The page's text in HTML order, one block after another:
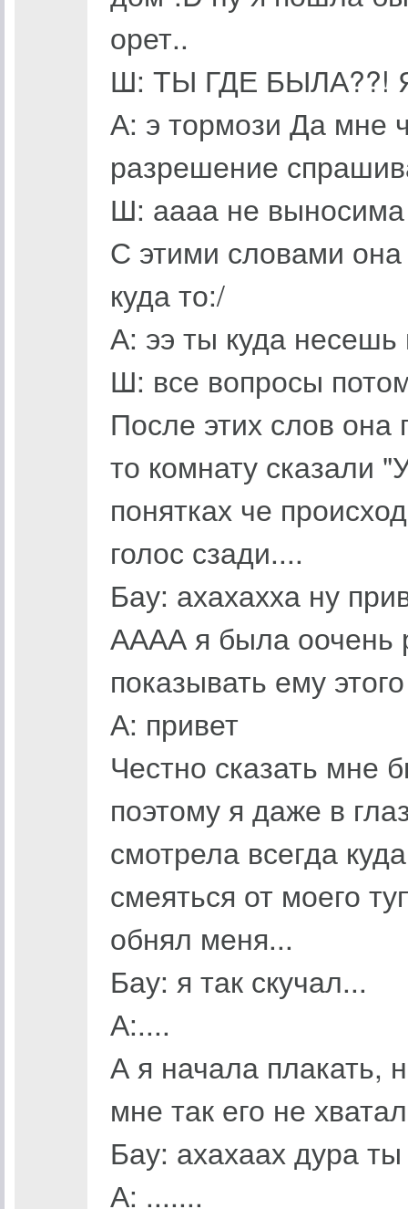
орет..
Ш: ТЫ ГДЕ БЫЛА??!
А: э тормози Да мне
разрешение
Ш: аааа не
С этими словами
куда то:/
А: ээ ты куда несешь
Ш: все вопросы
После этих слов
то комнату сказали
понятках че
голос сзади....
Бау: ахахахха ну
АААА я была оочень
показывать ему
А: привет
Честно сказать мне
поэтому я даже в
смотрела всегда
смеяться от моего
обнял меня...
Бау: я так скучал...
А:....
А я начала плакать,
мне так его не
Бау: ахахаах дура
А: .......